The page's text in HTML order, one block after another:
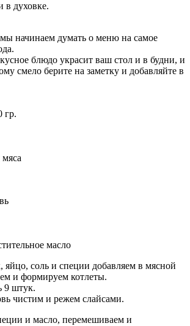
в духовке.
начинаем думать о меню на самое
блюдо украсит ваш стол и в будни, и
смело берите на заметку и добавляйте в
гр.
масло
соль и специи добавляем в мясной
и формируем котлеты.
9 штук.
чистим и режем слайсами.
и масло, перемешиваем и